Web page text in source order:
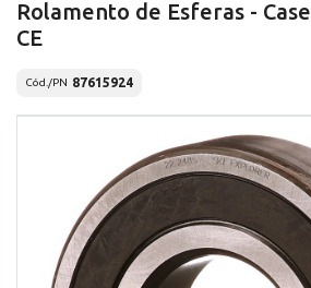
Rolamento de Esferas - Case
CE
Cód./PN 87615924